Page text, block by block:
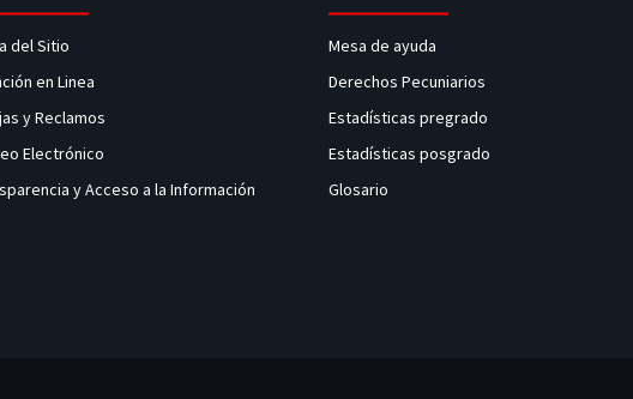
del Sitio
en Linea
y Reclamos
Electrónico
y Acceso a la Información
Mesa de ayuda
Derechos Pecuniarios
Estadísticas pregrado
Estadísticas posgrado
Glosario